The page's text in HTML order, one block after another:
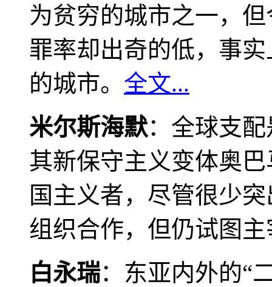
为贫穷的城市之一，
罪率却出奇的低，事
的城市。 全文...
米尔斯海默：全球支
其新保守主义变体奥
国主义者，尽管很少
组织合作，但仍试图
白永瑞：东亚内外的“